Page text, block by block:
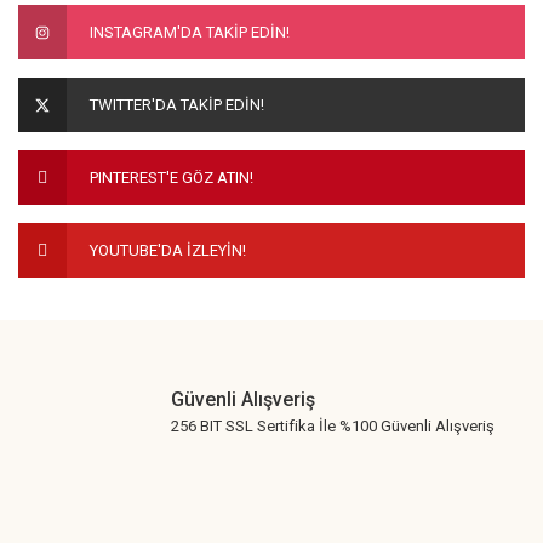
Yorum Yaz
Ürün açıklamasında eksik bilgiler bulunuyor.
Ürün fiyatı diğer sitelerden daha pahalı.
Bu ürüne benzer farklı alternatifler olmalı.
INSTAGRAM'DA TAKİP EDİN!
TWITTER'DA TAKİP EDİN!
PINTEREST'E GÖZ ATIN!
YOUTUBE'DA İZLEYİN!
Güvenli Alışveriş
256 BIT SSL Sertifika İle %100 Güvenli Alışveriş